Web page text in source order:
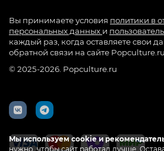
Мы используем cookie и
нужно, чтобы сайт работал лучше.
Вы принимаете условия политики в
персональных данных и
каждый раз, когда оставляете свои
обратной связи на сайте Popculture.ru
© 2025-2026. Popculture.ru